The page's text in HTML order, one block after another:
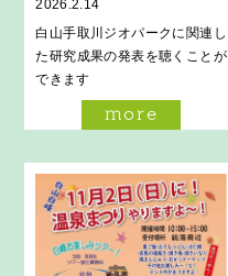
2026.2.14
白山手取川ジオパークに関連し
た研究成果の発表を聴くことが
できます
more